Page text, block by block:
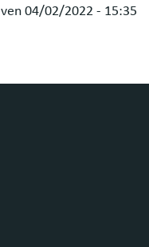
ven 04/02/2022 - 15:35